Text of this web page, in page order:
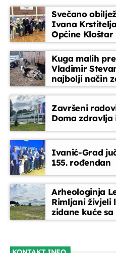
Radio
radnim danom i
min), repriza u
09:00 - 09:05
Glazbeni blok
09:05 - 09:30
Obavijesti
pjesme koje prate vaše
Svečano
Ivana
Općine
Kuga malih
Vladimir
najbolji način
bolesti
Završeni
Doma zdravlja
Ivanić-Grad
155. rođendan
Arheologinja
Rimljani živjeli
zidane kuće
oslikanim